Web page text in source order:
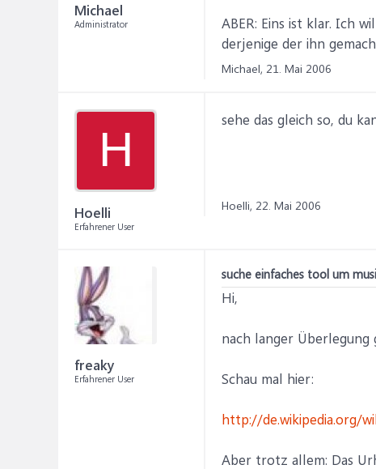
Michael
Administrator
ABER: Eins ist klar. Ich
derjenige der ihn
Michael, 21. Mai 2006
H
Hoelli
Erfahrener User
sehe das gleich so, du
Hoelli, 22. Mai 2006
freaky
Erfahrener User
suche einfaches tool um
Hi,
nach langer Überlegung
Schau mal hier:
http://de.wikipedia.org/
Aber trotz allem: Das